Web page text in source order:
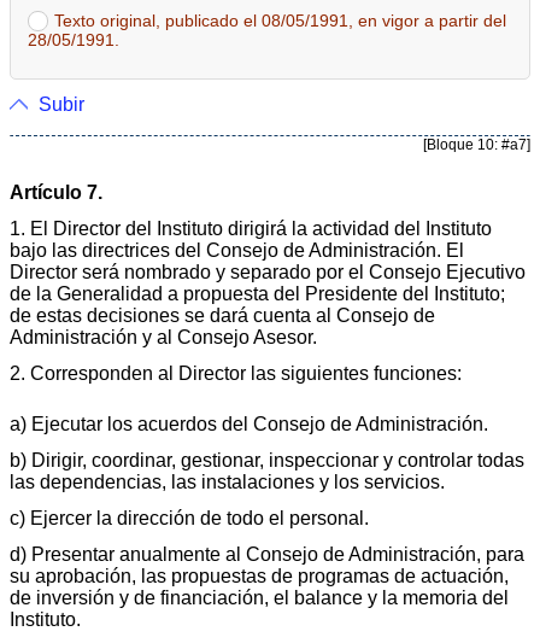
Texto original, publicado el 08/05/1991, en vigor a partir del
28/05/1991.
Subir
[Bloque 10: #a7]
Artículo 7.
1. El Director del Instituto dirigirá la actividad del Instituto
bajo las directrices del Consejo de Administración. El
Director será nombrado y separado por el Consejo Ejecutivo
de la Generalidad a propuesta del Presidente del Instituto;
de estas decisiones se dará cuenta al Consejo de
Administración y al Consejo Asesor.
2. Corresponden al Director las siguientes funciones:
a) Ejecutar los acuerdos del Consejo de Administración.
b) Dirigir, coordinar, gestionar, inspeccionar y controlar todas
las dependencias, las instalaciones y los servicios.
c) Ejercer la dirección de todo el personal.
d) Presentar anualmente al Consejo de Administración, para
su aprobación, las propuestas de programas de actuación,
de inversión y de financiación, el balance y la memoria del
Instituto.